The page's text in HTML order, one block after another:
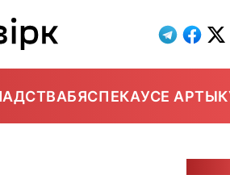
БЯСПЕКАУСЕ